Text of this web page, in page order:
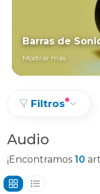
Barras de
Mostrar más
Filtros
Audio
¡Encontramos 10